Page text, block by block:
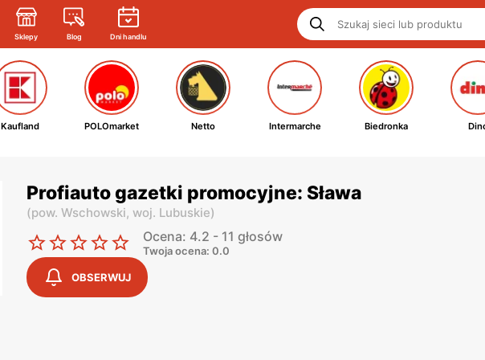
Sklepy Blog Dni handlu
Kaufland POLOmarket Netto Intermarche Biedronka
Profiauto gazetki promocyjne: Sława
(pow. Wschowski, woj. Lubuskie)
Ocena: 4.2 - 11 głosów
Twoja ocena: 0.0
OBSERWUJ